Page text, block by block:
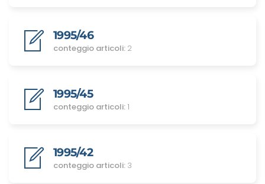
1995/46
conteggio articoli: 2
1995/45
conteggio articoli: 1
1995/42
conteggio articoli: 3